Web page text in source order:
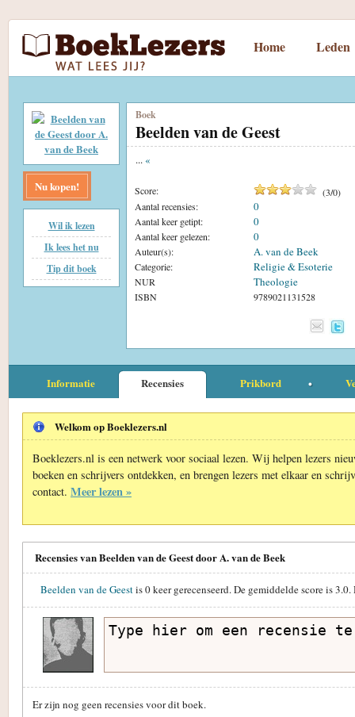
Home Leden
Nu kopen!
Wil ik lezen
Ik lees het nu
Tip dit boek
Boek
Beelden van de Geest
... «
Score: (3/0)
Aantal recensies:
0
Aantal keer getipt: 0
Aantal keer gelezen: 0
Auteur(s): A. van de Beek
Categorie: Religie & Esoterie
NUR Theologie
ISBN 9789021131528
Informatie Recensies Prikbord
Welkom op Boeklezers.nl
Boeklezers.nl is een netwerk voor sociaal lezen. Wij helpen lezers
boeken en schrijvers ontdekken, en brengen lezers met elkaar en
contact. Meer lezen »
Recensies van Beelden van de Geest door A. van de Beek
Beelden van de Geestis0keer gerecenseerd. De gemiddelde score is3.0.
Er zijn nog geen recensies voor dit boek.